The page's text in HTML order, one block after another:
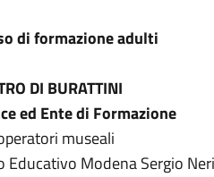
di formazione adulti
DI BURATTINI
ed Ente di Formazione
museali
Modena Sergio Neri